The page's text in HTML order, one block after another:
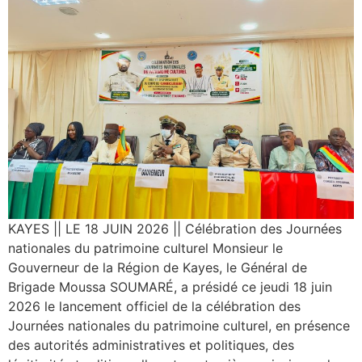
‎KAYES || LE 18 JUIN 2026 || Célébration des Journées
nationales du patrimoine culturel ‎Monsieur le
Gouverneur de la Région de Kayes, le Général de
Brigade Moussa SOUMARÉ, a présidé ce jeudi 18 juin
2026 le lancement officiel de la célébration des
Journées nationales du patrimoine culturel, en présence
des autorités administratives et politiques, des